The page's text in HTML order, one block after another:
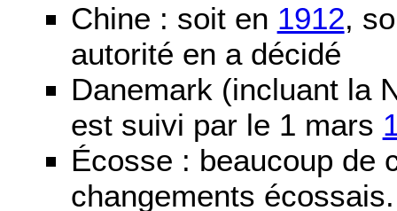
Chine : soit en 1912,
autorité en a décidé
Danemark (incluant la
est suivi par le 1 mars
Écosse : beaucoup de
changements